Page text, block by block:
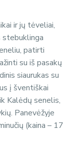
ir jų tėveliai,
stebuklinga
patirti
su iš pasakų
siaurukas su
į šventiškai
Kalėdų senelis,
Panevėžyje
(kaina – 17